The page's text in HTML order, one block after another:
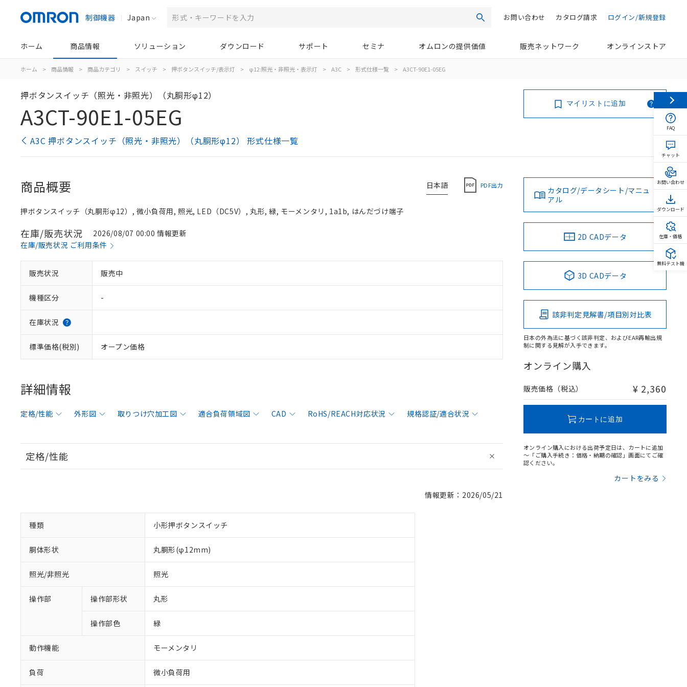
制御機器 Japan 検索 ログイン/新規登録
カタログ請求
お問い合わせ
ホーム 商品情報 ソリューション ダウンロード サポート セミナ オムロンの提供価値 販売ネットワーク オンラインストア
ホーム > 商品情報 > 商品カテゴリ > スイッチ > 押ボタンスイッチ/表示灯 > φ12:照光・非照光・表示灯 > A3C > 形式仕様一覧 > A3CT-90E1-05EG
押ボタンスイッチ（照光・非照光）（丸胴形φ12）
A3CT-90E1-05EG
A3C 押ボタンスイッチ（照光・非照光）（丸胴形φ12） 形式仕様一覧
マイリストに追加
日本語 PDF出力
商品概要
押ボタンスイッチ（丸胴形φ12）, 微小負荷用, 照光, LED（DC5V）, 丸形, 緑, モーメンタリ, 1a1b, はんだづけ端子
在庫/販売状況
2026/08/07 00:00 情報更新
在庫/販売状況 ご利用条件
販売状況 販売中
機種区分 -
在庫状況
標準価格(税別) オープン価格
詳細情報
定格/性能 外形図 取りつけ穴加工図 適合負荷領域図 CAD RoHS/REACH対応状況 規格認証/適合状況
定格/性能
情報更新：2026/05/21
種類 小形押ボタンスイッチ
胴体形状 丸胴形(φ12mm)
照光/非照光 照光
操作部 操作部形状 丸形
操作部色 緑
動作機能 モーメンタリ
負荷 微小負荷用
カタログ/データシート/マニュ
アル
2D CADデータ
3D CADデータ
該非判定見解書/項目別対比表
日本の外為法に基づく該非判定、およびEAR再輸出規
制に関する見解が入手できます。
オンライン購入
販売価格（税込） ¥ 2,360
カートに追加
オンライン購入における出荷予定日は、カートに追加
～「ご購入手続き：価格・納期の確認」画面にてご確
認ください。
カートをみる
FAQ
チャット
お問い合わせ
ダウンロード
在庫・価格
無料テスト機